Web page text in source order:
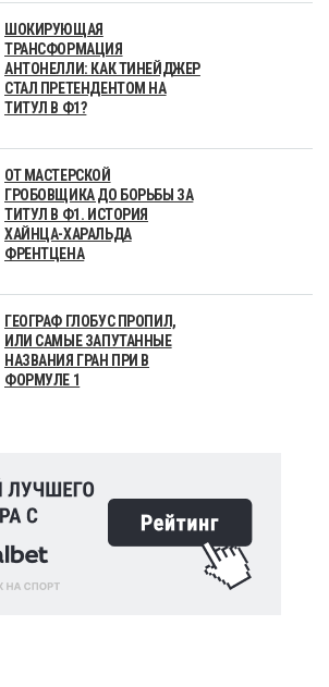
ШОКИРУЮЩАЯ
ТРАНСФОРМАЦИЯ
АНТОНЕЛЛИ: КАК ТИНЕЙДЖЕР
СТАЛ ПРЕТЕНДЕНТОМ НА
ТИТУЛ В Ф1?
ОТ МАСТЕРСКОЙ
ГРОБОВЩИКА ДО БОРЬБЫ ЗА
ТИТУЛ В Ф1. ИСТОРИЯ
ХАЙНЦА-ХАРАЛЬДА
ФРЕНТЦЕНА
ГЕОГРАФ ГЛОБУС ПРОПИЛ,
ИЛИ САМЫЕ ЗАПУТАННЫЕ
НАЗВАНИЯ ГРАН ПРИ В
ФОРМУЛЕ 1